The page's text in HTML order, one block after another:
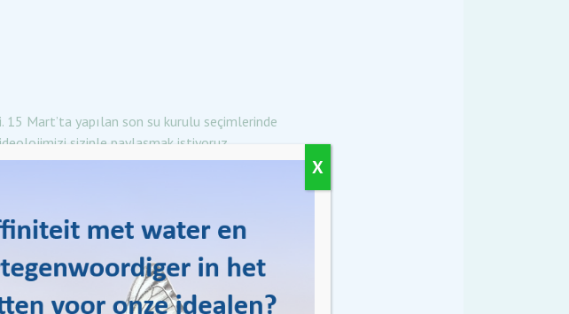
Mart’ta yapılan son su kurulu seçimlerinde
sizinle paylaşmak istiyoruz.
içerir.
için sağlıklı bir yaşam ortamı yaratmaya
hayati önem taşıdığına inanıyoruz. Bu
korunmasına adanmış durumdayız.
X